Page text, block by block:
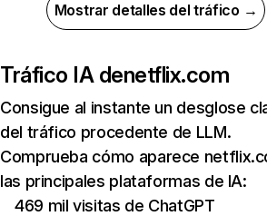
Mostrar detalles del tráfico →
Tráfico IA denetflix.com
Consigue al instante un desglose
del tráfico procedente de LLM.
Comprueba cómo aparece
las principales plataformas de IA:
469 mil visitas de ChatGPT